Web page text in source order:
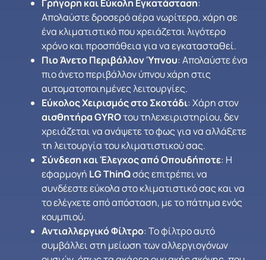
Γρήγορη και Εύκολη Εγκατάσταση:
Απολαύστε δροσερό αέρα νωρίτερα, χάρη σε
ένα κλιματιστικό που χρειάζεται λιγότερο
χρόνο και προσπάθεια για να εγκατασταθεί.
Πιο Άνετο Περιβάλλον Ύπνου: Απολαύστε ένα
πιο άνετο περιβάλλον ύπνου χάρη στις
αυτοματοποιημένες λειτουργίες.
Εύκολος Χειρισμός στο Σκοτάδι: Χάρη στον
αισθητήρα GYROτου τηλεχειριστηρίου, δεν
χρειάζεται να ανάψετε το φως για να αλλάξετε
τη λειτουργία του κλιματιστικού σας.
Σύνδεση και Έλεγχος από Οπουδήποτε: Η
εφαρμογή LG ThinQσάς επιτρέπει να
συνδέεστε εύκολα στο κλιματιστικό σας και να
το ελέγχετε από απόσταση, με το πάτημα ενός
κουμπιού.
Αντιαλλεργικό Φίλτρο: Το φίλτρο αυτό
συμβάλλει στη μείωση των αλλεργιογόνων